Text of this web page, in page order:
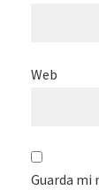
Web
Guarda mi